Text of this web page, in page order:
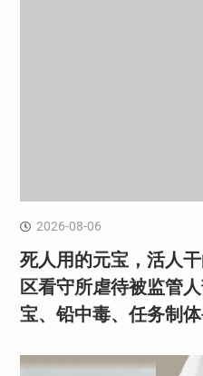
2026-08-06
死人用的元宝，活人
区看守所虐待被监管
宝、铅中毒、任务制